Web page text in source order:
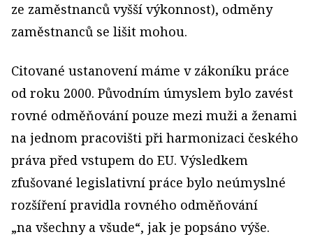
ze zaměstnanců vyšší výkonnost), odměny
zaměstnanců se lišit mohou.
Citované ustanovení máme v zákoníku práce
od roku 2000. Původním úmyslem bylo zavést
rovné odměňování pouze mezi muži a ženami
na jednom pracovišti při harmonizaci českého
práva před vstupem do EU. Výsledkem
zfušované legislativní práce bylo neúmyslné
rozšíření pravidla rovného odměňování
„na všechny a všude“, jak je popsáno výše.